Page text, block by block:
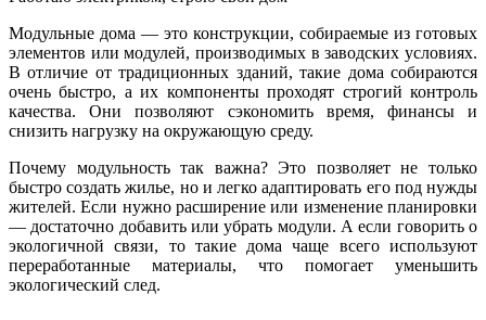
Модульные дома — это конструкции, собираемые из готовых
элементов или модулей, производимых в заводских условиях.
В отличие от традиционных зданий, такие дома собираются
очень быстро, а их компоненты проходят строгий контроль
качества. Они позволяют сэкономить время, финансы и
снизить нагрузку на окружающую среду.
Почему модульность так важна? Это позволяет не только
быстро создать жилье, но и легко адаптировать его под нужды
жителей. Если нужно расширение или изменение планировки
— достаточно добавить или убрать модули. А если говорить о
экологичной связи, то такие дома чаще всего используют
переработанные материалы, что помогает уменьшить
экологический след.